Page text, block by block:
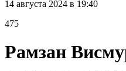
14 августа 2024 в 19:40
475
Рамзан